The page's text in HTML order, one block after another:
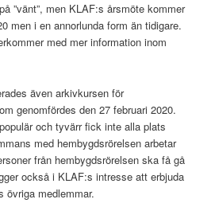
”vänt”, men KLAF:s årsmöte kommer
men i en annorlunda form än tidigare.
med mer information inom
även arkivkursen för
genomfördes den 27 februari 2020.
och tyvärr fick inte alla plats
med hembygdsrörelsen arbetar
från hembygdsrörelsen ska få gå
också i KLAF:s intresse att erbjuda
övriga medlemmar.